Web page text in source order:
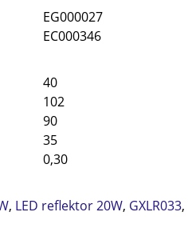
EG000027
EC000346
40
102
90
35
0,30
, LED reflektor 20W, GXLR033,